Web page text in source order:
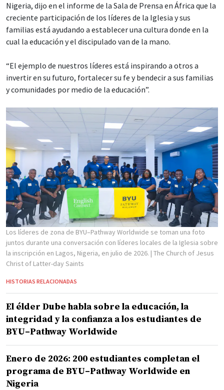
Nigeria, dijo en el informe de la Sala de Prensa en África que la
creciente participación de los líderes de la Iglesia y sus
familias está ayudando a establecer una cultura donde en la
cual la educación y el discipulado van de la mano.
“El ejemplo de nuestros líderes está inspirando a otros a
invertir en su futuro, fortalecer su fe y bendecir a sus familias
y comunidades por medio de la educación”.
Los líderes de zona de BYU–Pathway Worldwide se toman una foto
juntos durante una conversación con líderes locales de la Iglesia sobre
la inscripción en Lagos, Nigeria, en julio de 2026. | The Church of Jesus
Christ of Latter-day Saints
HISTORIAS RELACIONADAS
El élder Dube habla sobre la educación, la
integridad y la confianza a los estudiantes de
BYU–Pathway Worldwide
Enero de 2026: 200 estudiantes completan el
programa de BYU–Pathway Worldwide en
Nigeria